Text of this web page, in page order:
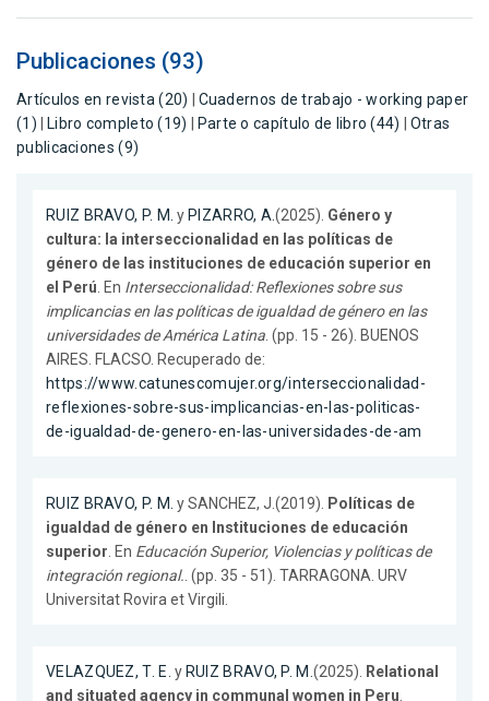
Publicaciones (93)
Artículos en revista (20)
Cuadernos de trabajo - working paper
(1)
Libro completo (19) Parte o capítulo de libro (44)
Otras
publicaciones (9)
RUIZ BRAVO, P. M. y PIZARRO, A.(2025). Género y
cultura: la interseccionalidad en las políticas de
género de las instituciones de educación superior en
el Perú . En Interseccionalidad: Reflexiones sobre sus
implicancias en las políticas de igualdad de género en las
universidades de América Latina . (pp. 15 - 26). BUENOS
AIRES. FLACSO. Recuperado de:
https://www.catunescomujer.org/interseccionalidad-
reflexiones-sobre-sus-implicancias-en-las-politicas-
de-igualdad-de-genero-en-las-universidades-de-am
RUIZ BRAVO, P. M. y SANCHEZ, J.(2019).
Políticas de
igualdad de género en Instituciones de educación
superior . En Educación Superior, Violencias y políticas de
integración regional. . (pp. 35 - 51). TARRAGONA. URV
Universitat Rovira et Virgili.
VELAZQUEZ, T. E. y RUIZ BRAVO, P. M. (2025).
Relational
and situated agency in communal women in Peru